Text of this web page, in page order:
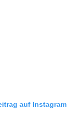
auf